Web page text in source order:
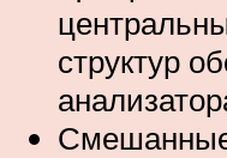
структур